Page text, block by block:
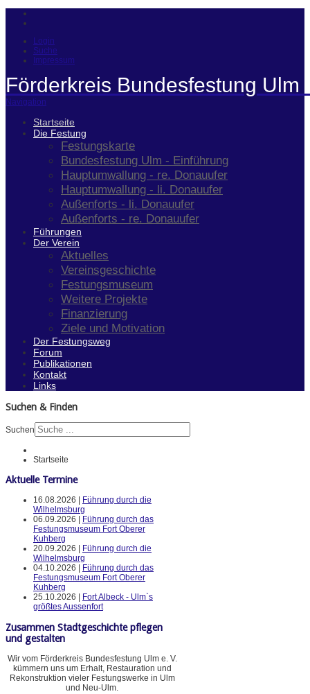
Login
Suche
Impressum
Förderkreis Bundesfestung Ulm
Navigation
Startseite
Die Festung
Festungskarte
Bundesfestung Ulm - Einführung
Hauptumwallung - re. Donauufer
Hauptumwallung - li. Donauufer
Außenforts - li. Donauufer
Außenforts - re. Donauufer
Führungen
Der Verein
Aktuelles
Vereinsgeschichte
Festungsmuseum
Weitere Projekte
Finanzierung
Ziele und Motivation
Der Festungsweg
Forum
Publikationen
Kontakt
Links
Suchen & Finden
Suchen
Startseite
Aktuelle Termine
16.08.2026 |
Führung durch die
Wilhelmsburg
06.09.2026 |
Führung durch das
Festungsmuseum Fort Oberer
Kuhberg
20.09.2026 |
Führung durch die
Wilhelmsburg
04.10.2026 |
Führung durch das
Festungsmuseum Fort Oberer
Kuhberg
25.10.2026 |
Fort Albeck - Ulm`s
größtes Aussenfort
Zusammen Stadtgeschichte pflegen
und gestalten
Wir vom Förderkreis Bundesfestung Ulm e. V.
kümmern uns um Erhalt, Restauration und
Rekonstruktion vieler Festungswerke in Ulm
und Neu-Ulm.